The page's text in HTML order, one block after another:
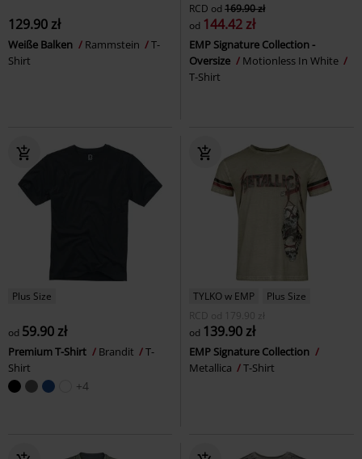
129.90 zł
Weiße Balken Rammstein
T-
Shirt
RCD od 169.90 zł
od 144.42 zł
EMP Signature Collection -
Oversize
Motionless In White
T-Shirt
Plus Size
od 59.90 zł
Premium T-Shirt Brandit
T-
Shirt
+4
TYLKO w EMP
Plus Size
RCD
od 179.90 zł
od 139.90 zł
EMP Signature Collection
Metallica
T-Shirt